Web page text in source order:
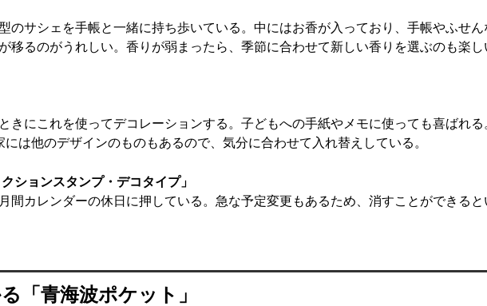
のサシェを手帳と一緒に持ち歩いている。中にはお香が入っており、手帳やふせん
移るのがうれしい。香りが弱まったら、季節に合わせて新しい香りを選ぶのも楽し
きにこれを使ってデコレーションする。子どもへの手紙やメモに使っても喜ばれる
は他のデザインのものもあるので、気分に合わせて入れ替えしている。
ションスタンプ・デコタイプ」
間カレンダーの休日に押している。急な予定変更もあるため、消すことができると
「青海波ポケット」